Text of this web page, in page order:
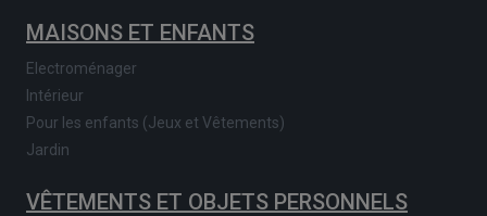
MAISONS ET ENFANTS
Electroménager
Intérieur
Pour les enfants (Jeux et Vêtements)
Jardin
VÊTEMENTS ET OBJETS PERSONNELS